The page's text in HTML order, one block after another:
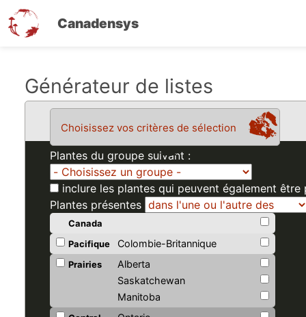
Canadensys
Générateur de listes
Choisissez vos critères de sélection
Plantes du groupe suivant :
inclure les plantes qui peuvent également
Plantes présentes
Canada
Pacifique
Colombie-Britannique
Prairies
Alberta
Saskatchewan
Manitoba